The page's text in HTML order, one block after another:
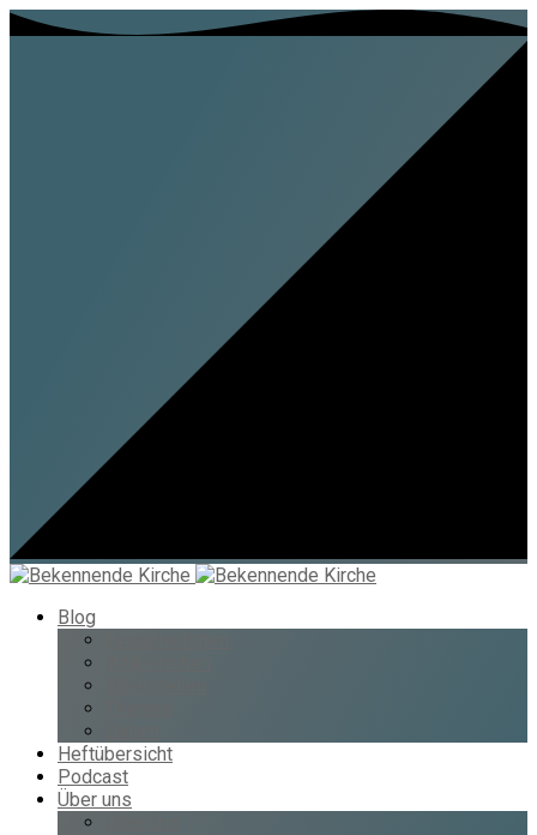
Blog
Heftübersicht
Podcast
Über uns